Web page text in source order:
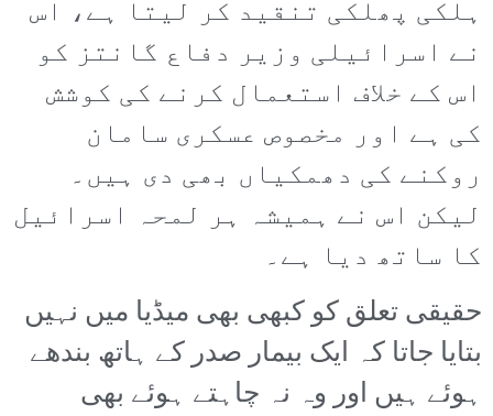
ہلکی پھلکی تنقید کر لیتا ہے، اس
نے اسرائیلی وزیر دفاع گانتز کو
اس کے خلاف استعمال کرنے کی کوشش
کی ہے اور مخصوص عسکری سامان
روکنے کی دھمکیاں بھی دی ہیں۔
لیکن اس نے ہمیشہ ہر لمحہ اسرائیل
کا ساتھ دیا ہے۔
حقیقی تعلق کو کبھی بھی میڈیا میں نہیں
بتایا جاتا کہ ایک بیمار صدر کے ہاتھ بندھے
ہوئے ہیں اور وہ نہ چاہتے ہوئے بھی